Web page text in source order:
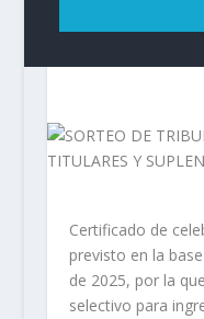
SORTEO DE
VOCALES
Certificado de
previsto en la
de 2025, por la
selectivo para